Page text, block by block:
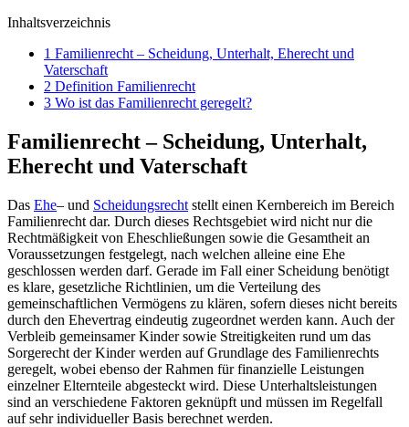
Inhaltsverzeichnis
1 Familienrecht – Scheidung, Unterhalt, Eherecht und
Vaterschaft
2 Definition Familienrecht
3 Wo ist das Familienrecht geregelt?
Familienrecht – Scheidung, Unterhalt,
Eherecht und Vaterschaft
Das Ehe– und Scheidungsrecht stellt einen Kernbereich im Bereich
Familienrecht dar. Durch dieses Rechtsgebiet wird nicht nur die
Rechtmäßigkeit von Eheschließungen sowie die Gesamtheit an
Voraussetzungen festgelegt, nach welchen alleine eine Ehe
geschlossen werden darf. Gerade im Fall einer Scheidung benötigt
es klare, gesetzliche Richtlinien, um die Verteilung des
gemeinschaftlichen Vermögens zu klären, sofern dieses nicht bereits
durch den Ehevertrag eindeutig zugeordnet werden kann. Auch der
Verbleib gemeinsamer Kinder sowie Streitigkeiten rund um das
Sorgerecht der Kinder werden auf Grundlage des Familienrechts
geregelt, wobei ebenso der Rahmen für finanzielle Leistungen
einzelner Elternteile abgesteckt wird. Diese Unterhaltsleistungen
sind an verschiedene Faktoren geknüpft und müssen im Regelfall
auf sehr individueller Basis berechnet werden.